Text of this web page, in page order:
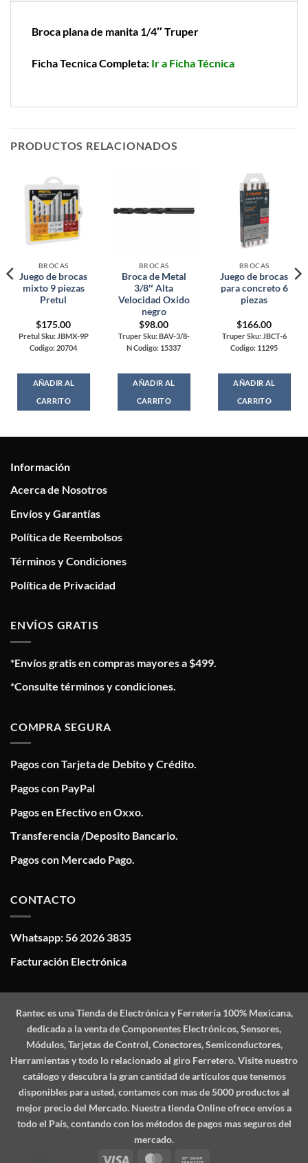
Broca plana de manita 1/4″ Truper
Ficha Tecnica Completa: Ir a Ficha Técnica
PRODUCTOS RELACIONADOS
BROCAS
Juego de brocas
mixto 9 piezas
Pretul
$175.00
Pretul Sku: JBMX-9P
Codigo: 20704
AÑADIR AL
CARRITO
BROCAS
Broca de Metal
3/8″ Alta
Velocidad Oxido
negro
$98.00
Truper Sku: BAV-3/8-
N Codigo: 15337
AÑADIR AL
CARRITO
BROCAS
Juego de brocas
para concreto 6
piezas
$166.00
Truper Sku: JBCT-6
Codigo: 11295
AÑADIR AL
CARRITO
Información
Acerca de Nosotros
Envíos y Garantías
Política de Reembolsos
Términos y Condiciones
Política de Privacidad
ENVÍOS GRATIS
*Envíos gratis en compras mayores a $499.
*Consulte términos y condiciones.
COMPRA SEGURA
Pagos con Tarjeta de Debito y Crédito.
Pagos con PayPal
Pagos en Efectivo en Oxxo.
Transferencia /Deposito Bancario.
Pagos con Mercado Pago.
CONTACTO
Whatsapp: 56 2026 3835
Facturación Electrónica
Ranteces una Tienda de Electrónica y Ferretería 100% Mexicana,
dedicada a la venta de Componentes Electrónicos, Sensores,
Módulos, Tarjetas de Control, Conectores, Semiconductores,
Herramientas y todo lo relacionado al giro Ferretero. Visite nuestro
catálogo y descubra la gran cantidad de artículos que tenemos
disponibles para usted, contamos con mas de 5000 productos al
mejor precio del Mercado. Nuestra tienda Online ofrece envíos a
todo el País, contando con los métodos de pagos mas seguros del
mercado.
Visa
MasterCard